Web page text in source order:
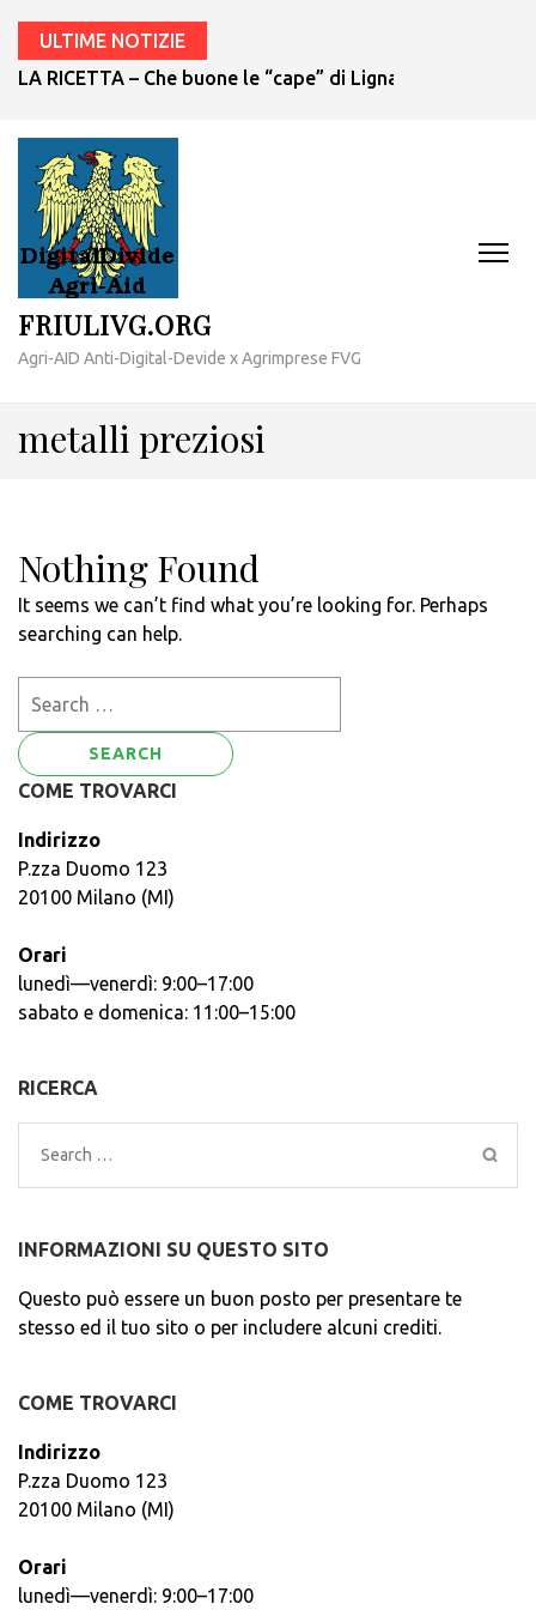
ULTIME NOTIZIE
LA RICETTA – Che buone le “cape” di Lignano!
FRIULIVG.ORG
Agri-AID Anti-Digital-Devide x Agrimprese FVG
metalli preziosi
Nothing Found
It seems we can’t find what you’re looking for. Perhaps
searching can help.
COME TROVARCI
Indirizzo
P.zza Duomo 123
20100 Milano (MI)
Orari
lunedì—venerdì: 9:00–17:00
sabato e domenica: 11:00–15:00
RICERCA
Search
for:
INFORMAZIONI SU QUESTO SITO
Questo può essere un buon posto per presentare te
stesso ed il tuo sito o per includere alcuni crediti.
COME TROVARCI
Indirizzo
P.zza Duomo 123
20100 Milano (MI)
Orari
lunedì—venerdì: 9:00–17:00